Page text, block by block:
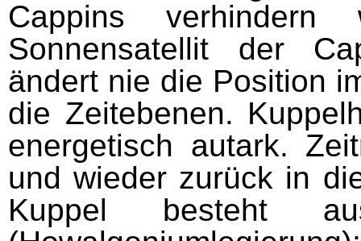
Cappins
Sonnensatellit der
ändert nie die Position
die Zeitebenen.
energetisch autark.
und wieder zu­rück in
Kuppel besteht